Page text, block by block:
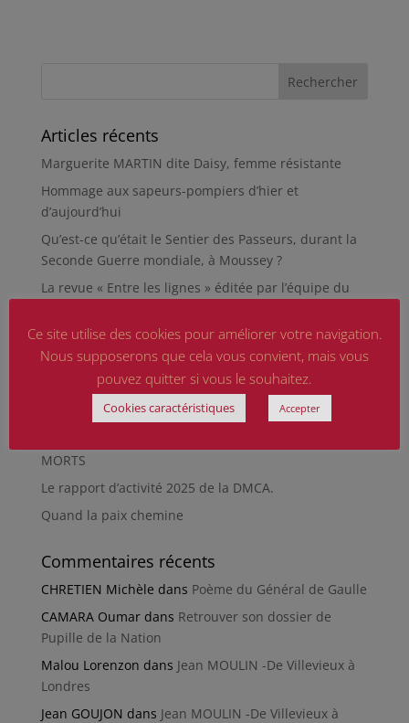
Articles récents
Marguerite MARTIN dite Daisy, femme résistante
Hommage aux sapeurs-pompiers d’hier et
d’aujourd’hui
Qu’est-ce qu’était le Sentier des Passeurs, durant la
Seconde Guerre mondiale, à Moussey ?
La revue « Entre les lignes » éditée par l’équipe du
HIROSHIMA
En silence et en peine
Futur Mur des noms des victimes de la Seconde
Guerre mondiale
MORTS
Le rapport d’activité 2025 de la DMCA.
Quand la paix chemine
Commentaires récents
CHRETIEN Michèle dans Poème du Général de Gaulle
CAMARA Oumardans Retrouver son dossier de
Pupille de la Nation
Malou Lorenzon dans Jean MOULIN -De Villevieux à
Londres
Jean GOUJON dans Jean MOULIN -De Villevieux à
Ce site utilise des cookies pour améliorer votre navigation.
Nous supposerons que cela vous convient, mais vous
pouvez quitter si vous le souhaitez.
Cookies caractéristiques Accepter